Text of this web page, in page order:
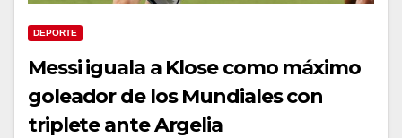
DEPORTE
Messi iguala a Klose como máximo
goleador de los Mundiales con
triplete ante Argelia